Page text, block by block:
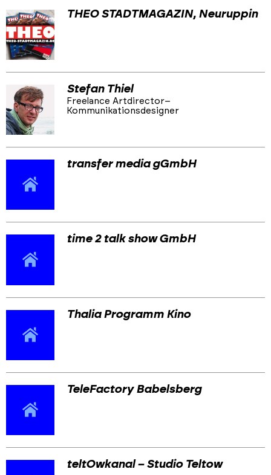
THEO STADTMAGAZIN, Neuruppin
Stefan Thiel
Freelance Artdirector–
Kommunikationsdesigner
transfer media gGmbH
time 2 talk show GmbH
Thalia Programm Kino
TeleFactory Babelsberg
teltOwkanal – Studio Teltow